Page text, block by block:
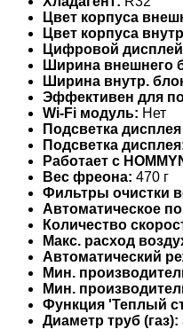
Цвет корпуса
Цвет корпуса
Цифровой
Ширина внешнего
Ширина внутр.
Эффективен для
Wi-Fi модуль: Нет
Подсветка
Подсветка
Работает с
Вес фреона: 470 г
Фильтры очистки
Автоматическое
Количество
Макс. расход
Автоматический
Мин.
Мин.
Функция 'Теплый
Диаметр труб (газ):